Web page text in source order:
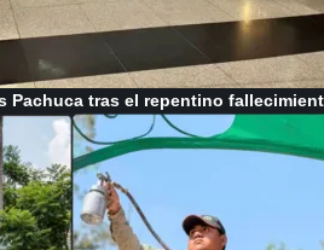
Pachuca tras el repentino